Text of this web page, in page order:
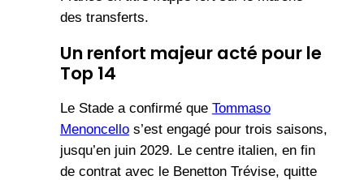
des transferts.
Un renfort majeur acté pour le
Top 14
Le Stade a confirmé que Tommaso
Menoncellos’est engagé pour trois saisons,
jusqu’en juin 2029. Le centre italien, en fin
de contrat avec le Benetton Trévise, quitte